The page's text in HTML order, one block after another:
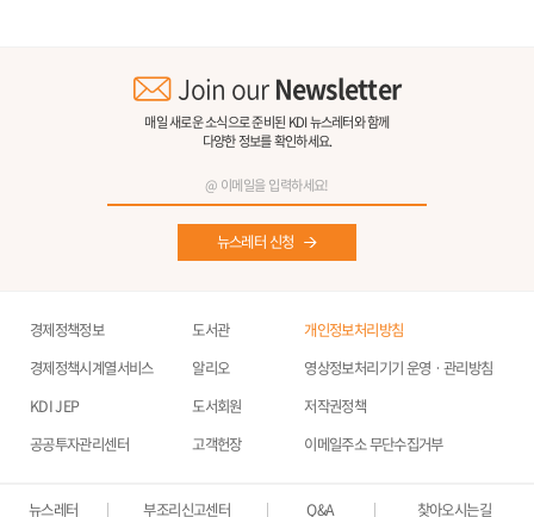
Join ourNewsletter
매일 새로운 소식으로 준비된 KDI 뉴스레터와 함께
다양한 정보를 확인하세요.
뉴스레터 신청
경제정책정보
경제정책시계열서비스
KDI JEP
공공투자관리센터
도서관
알리오
도서회원
고객헌장
개인정보처리방침
영상정보처리기기 운영ㆍ관리방침
저작권정책
이메일주소 무단수집거부
뉴스레터 부조리신고센터 Q&A 찾아오시는길